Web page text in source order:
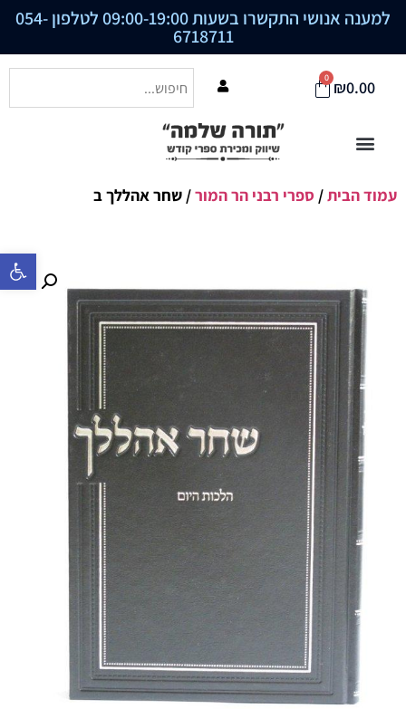
פתח סרגל
למענה אנושי התקשרו בשעות 09:00-19:00 לטלפון 054-
6718711
₪0.00
0
עמוד הבית/ ספרי רבני הר המור/ שחר אהללך ב